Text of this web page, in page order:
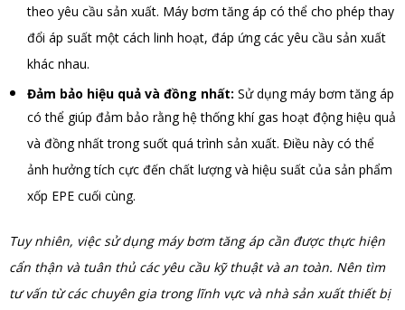
theo yêu cầu sản xuất. Máy bơm tăng áp có thể cho phép thay
đổi áp suất một cách linh hoạt, đáp ứng các yêu cầu sản xuất
khác nhau.
Đảm bảo hiệu quả và đồng nhất: Sử dụng máy bơm tăng áp
có thể giúp đảm bảo rằng hệ thống khí gas hoạt động hiệu quả
và đồng nhất trong suốt quá trình sản xuất. Điều này có thể
ảnh hưởng tích cực đến chất lượng và hiệu suất của sản phẩm
xốp EPE cuối cùng.
Tuy nhiên, việc sử dụng máy bơm tăng áp cần được thực hiện
cẩn thận và tuân thủ các yêu cầu kỹ thuật và an toàn. Nên tìm
tư vấn từ các chuyên gia trong lĩnh vực và nhà sản xuất thiết bị